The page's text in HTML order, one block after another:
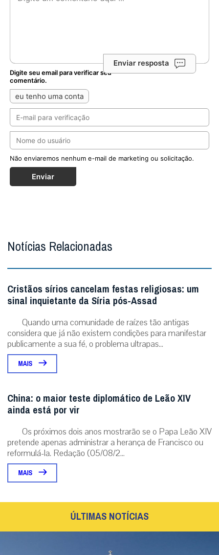
Enviar resposta
Digite seu email para verificar seu
comentário.
eu tenho uma conta
Não enviaremos nenhum e-mail de marketing ou solicitação.
Enviar
Notícias Relacionadas
Cristãos sírios cancelam festas religiosas: um
sinal inquietante da Síria pós-Assad
Quando uma comunidade de raízes tão antigas
considera que já não existem condições para manifestar
publicamente a sua fé, o problema ultrapas...
MAIS
China: o maior teste diplomático de Leão XIV
ainda está por vir
Os próximos dois anos mostrarão se o Papa Leão XIV
pretende apenas administrar a herança de Francisco ou
reformulá-la. Redação (05/08/2...
MAIS
ÚLTIMAS NOTÍCIAS